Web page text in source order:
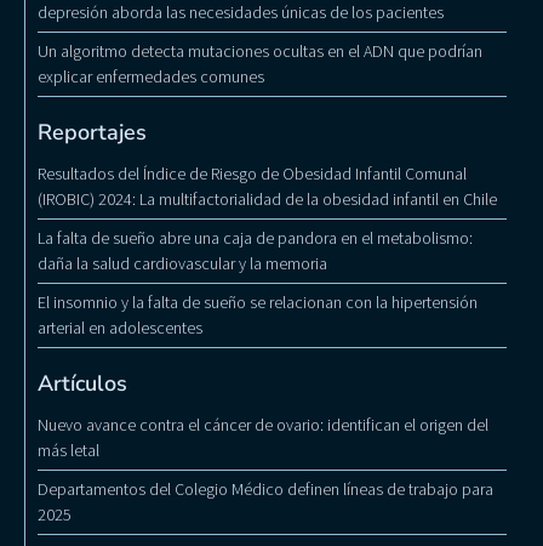
depresión aborda las necesidades únicas de los pacientes
Un algoritmo detecta mutaciones ocultas en el ADN que podrían
explicar enfermedades comunes
Reportajes
Resultados del Índice de Riesgo de Obesidad Infantil Comunal
(IROBIC) 2024: La multifactorialidad de la obesidad infantil en Chile
La falta de sueño abre una caja de pandora en el metabolismo:
daña la salud cardiovascular y la memoria
El insomnio y la falta de sueño se relacionan con la hipertensión
arterial en adolescentes
Artículos
Nuevo avance contra el cáncer de ovario: identifican el origen del
más letal
Departamentos del Colegio Médico definen líneas de trabajo para
2025